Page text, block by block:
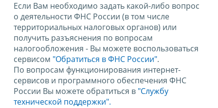
Если Вам необходимо задать какой-либо вопрос
о деятельности ФНС России (в том числе
территориальных налоговых органов) или
получить разъяснения по вопросам
налогообложения - Вы можете воспользоваться
сервисом "Обратиться в ФНС России".
По вопросам функционирования интернет-
сервисов и программного обеспечения ФНС
России Вы можете обратиться в "Службу
технической поддержки".